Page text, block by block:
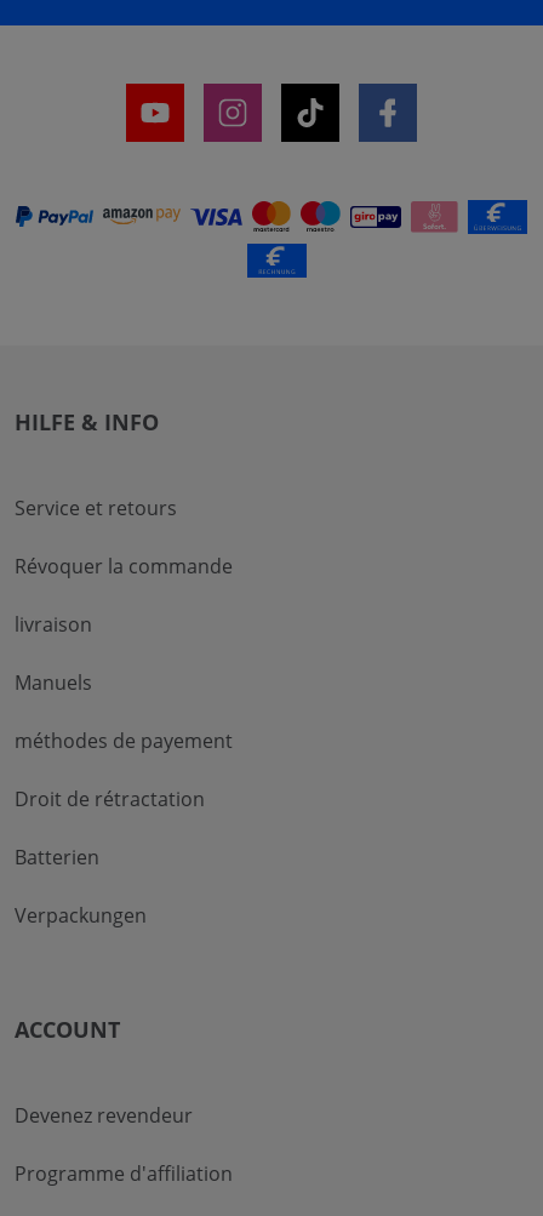
HILFE & INFO
Service et retours
Révoquer la commande
livraison
Manuels
méthodes de payement
Droit de rétractation
Batterien
Verpackungen
ACCOUNT
Devenez revendeur
Programme d'affiliation